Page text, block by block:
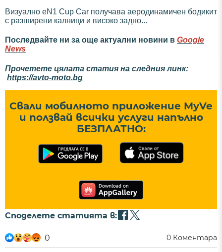
Визуално eN1 Cup Car получава аеродинамичен бодикит
с разширени калници и високо задно...
Последвайте ни за още актуални новини в Google
News
Прочетете цялата статия на следния линк:
https://avto-moto.bg
Свали мобилното приложение MyVe
и ползвай всички услуги напълно
БЕЗПЛАТНО:
Споделете статията в:
0 0 Коментара